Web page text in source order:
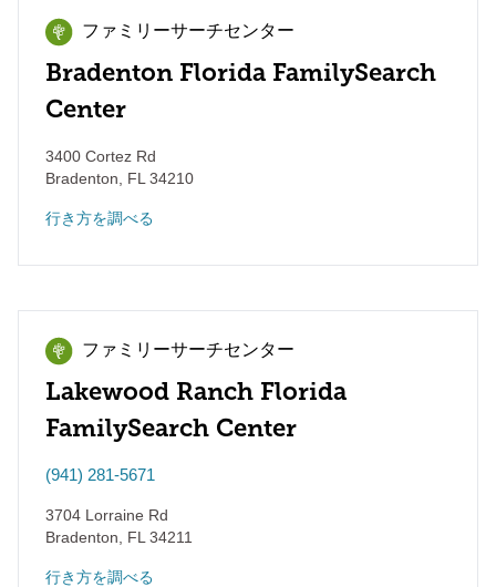
ファミリーサーチセンター
Bradenton Florida FamilySearch
Center
3400 Cortez Rd
Bradenton
FL 34210
行き方を調べる
ファミリーサーチセンター
Lakewood Ranch Florida
FamilySearch Center
(941) 281-5671
3704 Lorraine Rd
Bradenton
FL 34211
行き方を調べる